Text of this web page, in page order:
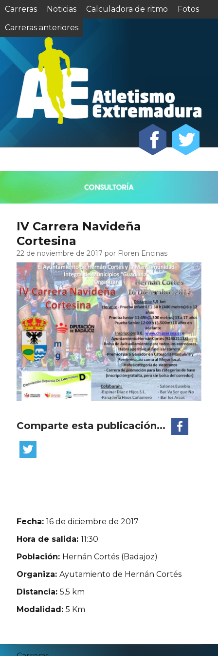
Carreras Noticias Calculadora de ritmo
Fotos
Carreras anteriores
IV Carrera Navideña
Cortesina
22 de noviembre de 2017 por Floren Encinas
Comparte esta publicación...
Fecha:16 de diciembre de 2017
Hora de salida:11:30
Población: Hernán Cortés (Badajoz)
Organiza:Ayutamiento de Hernán Cortés
Distancia:5,5 km
Modalidad:5 Km